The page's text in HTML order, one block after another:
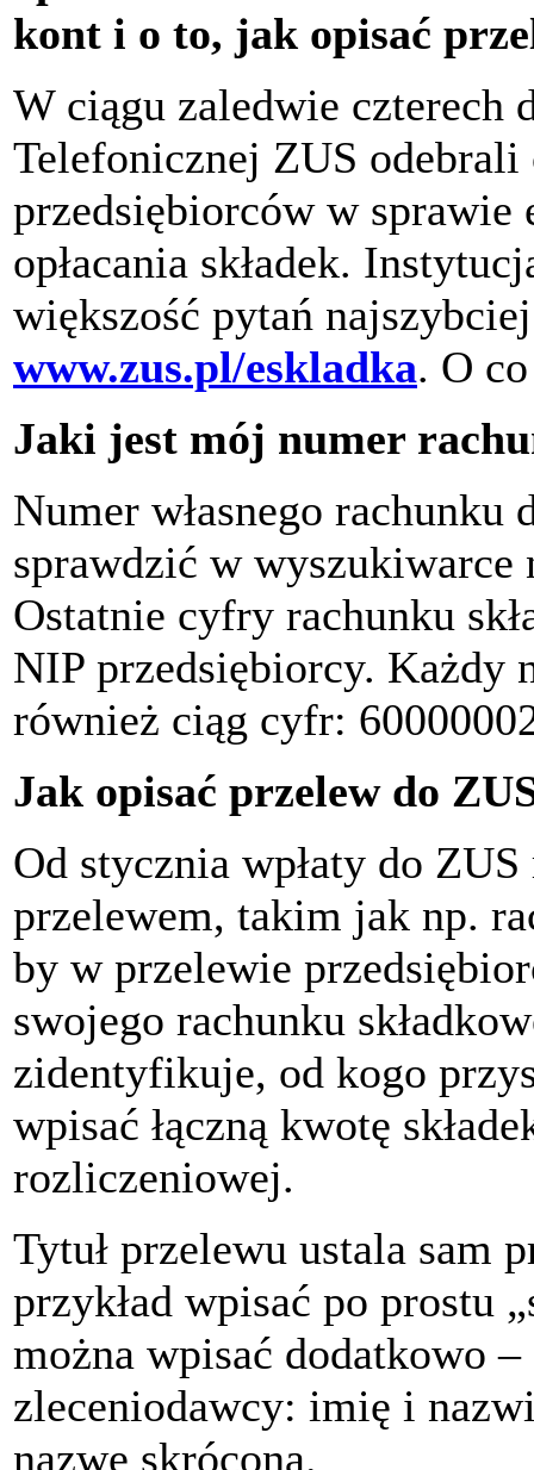
kont i o to, jak opisać
W ciągu zaledwie czterech
Telefonicznej ZUS odebrali
przedsiębiorców w sprawie
opłacania składek.
większość pytań
www.zus.pl/eskladka. O
Jaki jest mój numer
Numer własnego rachunku
sprawdzić w wyszukiwarce
Ostatnie cyfry rachunku
NIP przedsiębiorcy. Każdy
również ciąg cyfr:
Jak opisać przelew do
Od stycznia wpłaty do
przelewem, takim jak np.
by w przelewie
swojego rachunku
zidentyfikuje, od kogo
wpisać łączną kwotę
rozliczeniowej.
Tytuł przelewu ustala sam
przykład wpisać po prostu
można wpisać dodatkowo
zleceniodawcy: imię i
nazwę skróconą.